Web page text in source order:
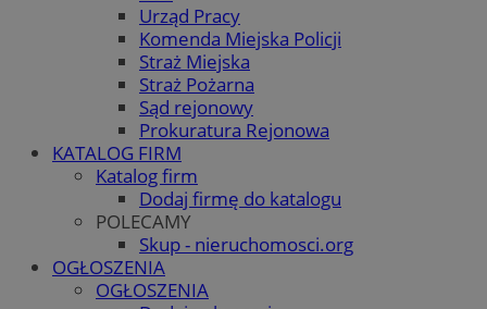
Urząd Pracy
Komenda Miejska Policji
Straż Miejska
Straż Pożarna
Sąd rejonowy
Prokuratura Rejonowa
KATALOG FIRM
Katalog firm
Dodaj firmę do katalogu
POLECAMY
Skup - nieruchomosci.org
OGŁOSZENIA
OGŁOSZENIA